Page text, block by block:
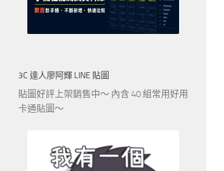
3C 達人廖阿輝 LINE 貼圖
貼圖好評上架銷售中～ 內含 40 組常用好用
卡通貼圖～